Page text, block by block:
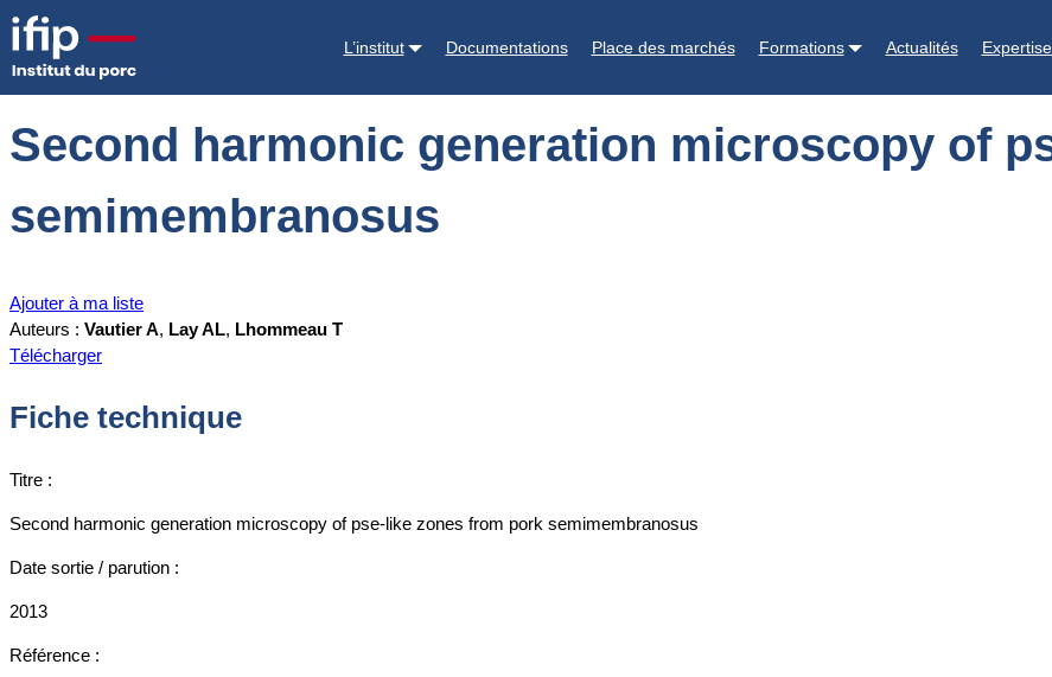
L’institut Documentations Place des marchés Formations Actualités
Accueil Documentations
Second harmonic generation microscopy of
semimembranosus
Ajouter à ma liste
Auteurs : Vautier A, Lay AL, Lhommeau T
Télécharger
Fiche technique
Titre :
Second harmonic generation microscopy of pse-like zones from pork semimembranosus
Date sortie / parution :
2013
Référence :